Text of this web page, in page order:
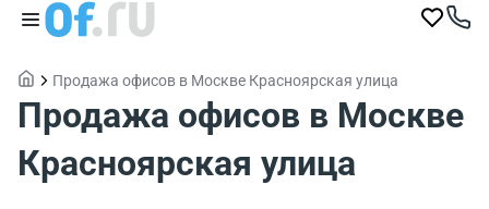
Продажа офисов в Москве Красноярская улица
Продажа офисов в Москве
Красноярская улица